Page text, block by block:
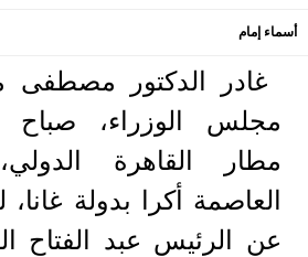
أسماء إمام
غادر الدكتور مصطفى
مجلس الوزراء، صباح
مطار القاهرة
العاصمة أكرا بدولة غانا،
عن الرئيس عبد الفتاح